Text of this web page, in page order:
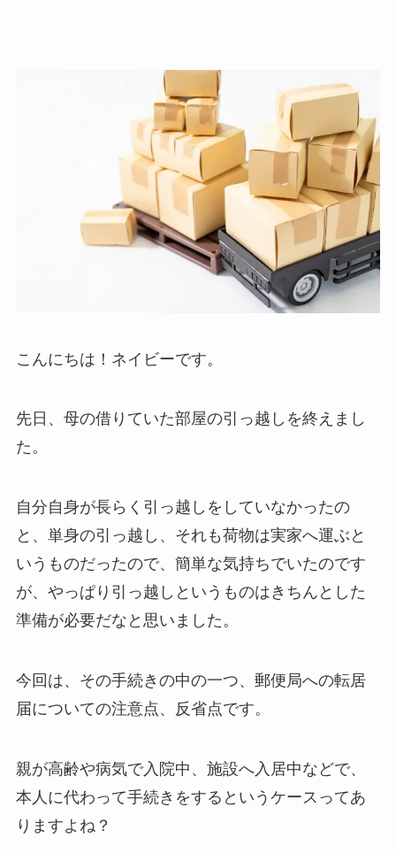
こんにちは！ネイビーです。
先日、母の借りていた部屋の引っ越しを終えまし
た。
自分自身が長らく引っ越しをしていなかったの
と、単身の引っ越し、それも荷物は実家へ運ぶと
いうものだったので、簡単な気持ちでいたのです
が、やっぱり引っ越しというものはきちんとした
準備が必要だなと思いました。
今回は、その手続きの中の一つ、郵便局への転居
届についての注意点、反省点です。
親が高齢や病気で入院中、施設へ入居中などで、
本人に代わって手続きをするというケースってあ
りますよね？